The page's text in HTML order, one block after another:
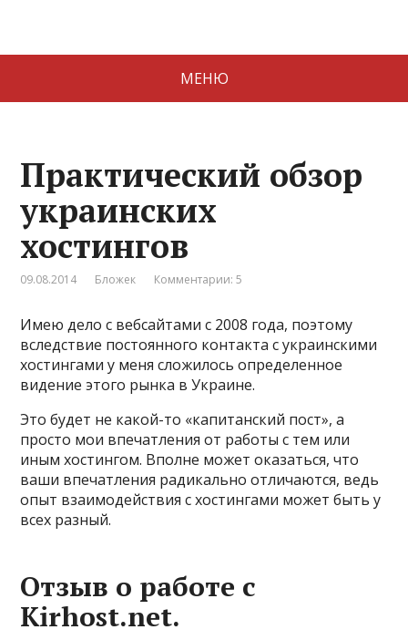
МЕНЮ
Практический обзор
украинских
хостингов
09.08.2014 Бложек Комментарии: 5
Имею дело с вебсайтами с 2008 года, поэтому
вследствие постоянного контакта с украинскими
хостингами у меня сложилось определенное
видение этого рынка в Украине.
Это будет не какой-то «капитанский пост», а
просто мои впечатления от работы с тем или
иным хостингом. Вполне может оказаться, что
ваши впечатления радикально отличаются, ведь
опыт взаимодействия с хостингами может быть у
всех разный.
Отзыв о работе с
Kirhost.net.